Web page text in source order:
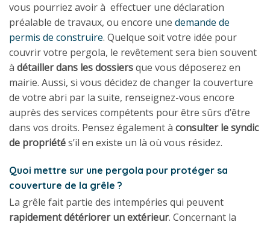
vous pourriez avoir à effectuer une déclaration
préalable de travaux, ou encore une demande de
permis de construire. Quelque soit votre idée pour
couvrir votre pergola, le revêtement sera bien souvent
à détailler dans les dossiersque vous déposerez en
mairie. Aussi, si vous décidez de changer la couverture
de votre abri par la suite, renseignez-vous encore
auprès des services compétents pour être sûrs d’être
dans vos droits. Pensez également à consulter le syndic
de propriétés’il en existe un là où vous résidez.
Quoi mettre sur une pergola pour protéger sa
couverture de la grêle ?
La grêle fait partie des intempéries qui peuvent
rapidement détériorer un extérieur. Concernant la